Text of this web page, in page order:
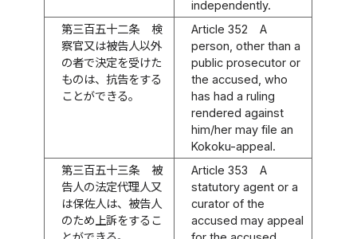
independently.
第三百五十二条
検
察官又は被告人以外
の者で決定を受けた
ものは、抗告をする
ことができる。
Article 352
A
person, other than a
public prosecutor or
the accused, who
has had a ruling
rendered against
him/her may file an
Kokoku-appeal.
第三百五十三条
被
告人の法定代理人又
は保佐人は、被告人
のため上訴をするこ
Article 353
A
statutory agent or a
curator of the
accused may appeal